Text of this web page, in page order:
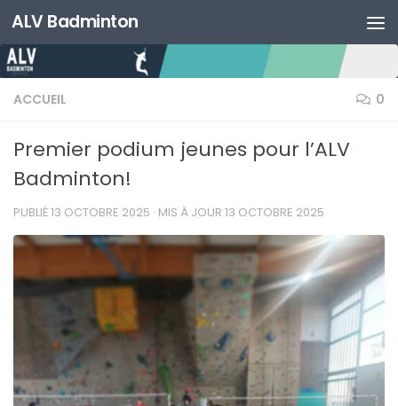
Skip to content
ALV Badminton
ACCUEIL 0
Premier podium jeunes pour l’ALV
Badminton!
PUBLIÉ13 OCTOBRE 2025 · MIS À JOUR 13 OCTOBRE 2025